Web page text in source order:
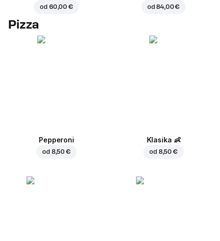
od 60,00 € od84,00 €
Pizza
Pepperoni
od 8,50 €
Klasika 👶
od 8,50 €